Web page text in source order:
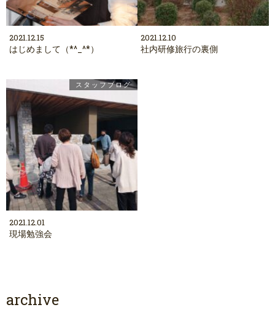
2021.12.15
はじめまして（*^_^*）
2021.12.10
社内研修旅行の裏側
スタッフブログ
2021.12.01
現場勉強会
archive